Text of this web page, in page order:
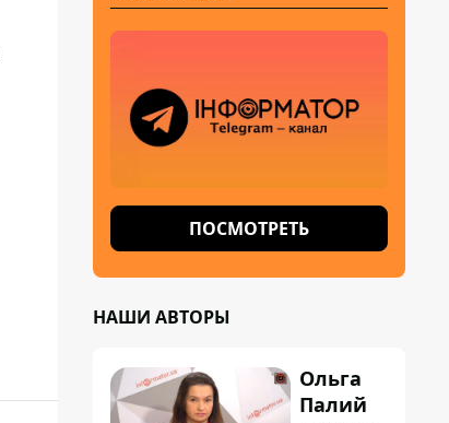
ПОСМОТРЕТЬ
НАШИ АВТОРЫ
Ольга
Палий